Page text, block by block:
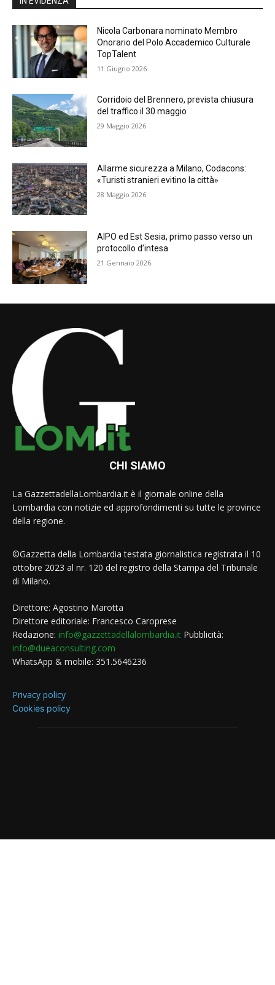
Nicola Carbonara nominato Membro
Onorario del Polo Accademico Culturale
TopTalent
11 Giugno 2026
Corridoio del Brennero, prevista chiusura
del traffico il 30 maggio
29 Maggio 2026
Allarme sicurezza a Milano, Codacons:
«Turisti stranieri evitino la città»
28 Maggio 2026
AIPO ed Est Sesia, primo passo verso un
protocollo d’intesa
21 Gennaio 2026
CHI SIAMO
La GazzettadellaLombardia.it è il giornale online della
Lombardia con notizie ed approfondimenti su tutte le province
della regione.
©Gazzetta della Lombardia testata giornalistica registrata il 10
ottobre 2023 al nr. 120 del registro della Stampa del Tribunale
di Milano.
Direttore: Agostino Marotta
Direttore editoriale: Francesco Caroprese
Redazione: info@gazzettadellalombardia.it Pubblicità:
info@dueaconsulting.com
WhatsApp & mobile: 351.5646236
Privacy policy
Cookies policy